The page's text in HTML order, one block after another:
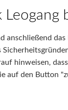
anschließend
hinweisen,
auf den Button